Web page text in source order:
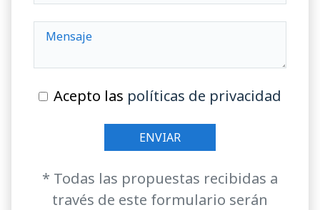
Acepto las políticas de privacidad
* Todas las propuestas recibidas a
través de este formulario serán